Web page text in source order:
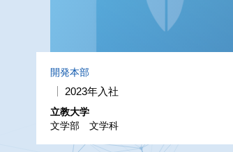
開発本部
2023年入社
立教大学
文学部 文学科